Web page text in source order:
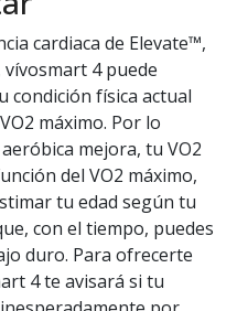
cardiaca de Elevate™,
vívosmart 4 puede
condición física actual
máximo. Por lo
mejora, tu VO2
del VO2 máximo,
tu edad según tu
con el tiempo, puedes
duro. Para ofrecerte
4 te avisará si tu